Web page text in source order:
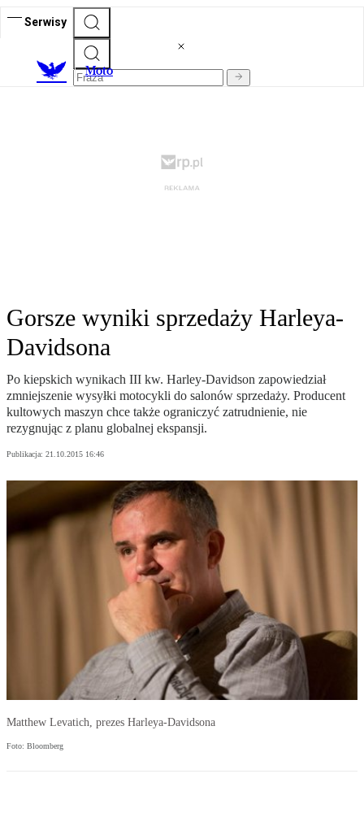
Serwisy
Moto
Gorsze wyniki sprzedaży Harleya-
Davidsona
Po kiepskich wynikach III kw. Harley-Davidson zapowiedział
zmniejszenie wysyłki motocykli do salonów sprzedaży. Producent
kultowych maszyn chce także ograniczyć zatrudnienie, nie
rezygnując z planu globalnej ekspansji.
Publikacja: 21.10.2015 16:46
Matthew Levatich, prezes Harleya-Davidsona
Foto: Bloomberg